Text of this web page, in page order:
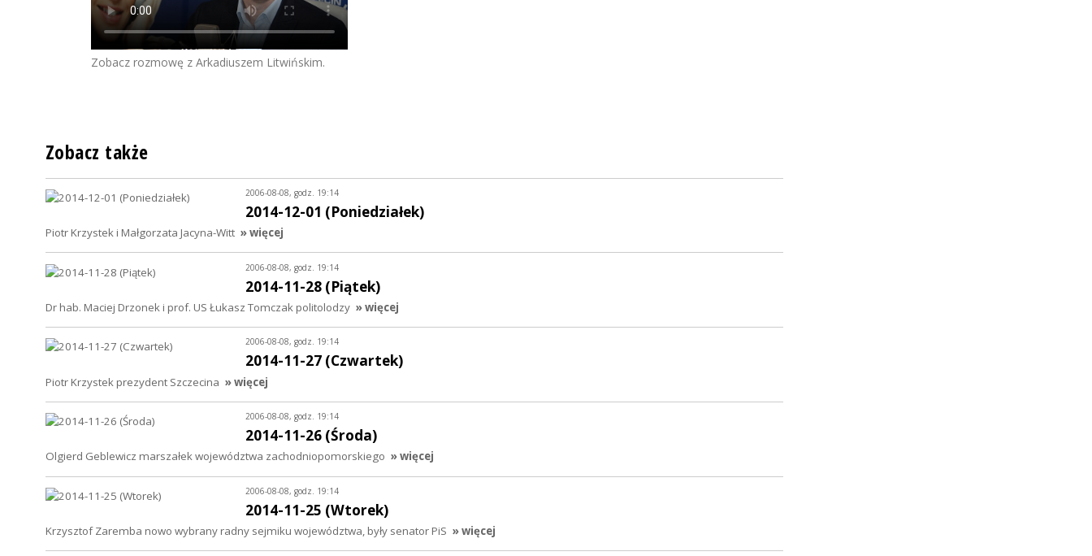
Zobacz rozmowę z Arkadiuszem Litwińskim.
Zobacz także
2006-08-08, godz. 19:14
2014-12-01 (Poniedziałek)
Piotr Krzystek i Małgorzata Jacyna-Witt » więcej
2006-08-08, godz. 19:14
2014-11-28 (Piątek)
Dr hab. Maciej Drzonek i prof. US Łukasz Tomczak politolodzy » więcej
2006-08-08, godz. 19:14
2014-11-27 (Czwartek)
Piotr Krzystek prezydent Szczecina » więcej
2006-08-08, godz. 19:14
2014-11-26 (Środa)
Olgierd Geblewicz marszałek województwa zachodniopomorskiego » więcej
2006-08-08, godz. 19:14
2014-11-25 (Wtorek)
Krzysztof Zaremba nowo wybrany radny sejmiku województwa, były senator PiS » więcej